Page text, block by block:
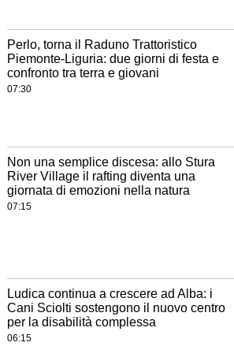
Perlo, torna il Raduno Trattoristico
Piemonte-Liguria: due giorni di festa e
confronto tra terra e giovani
07:30
Non una semplice discesa: allo Stura
River Village il rafting diventa una
giornata di emozioni nella natura
07:15
Ludica continua a crescere ad Alba: i
Cani Sciolti sostengono il nuovo centro
per la disabilità complessa
06:15